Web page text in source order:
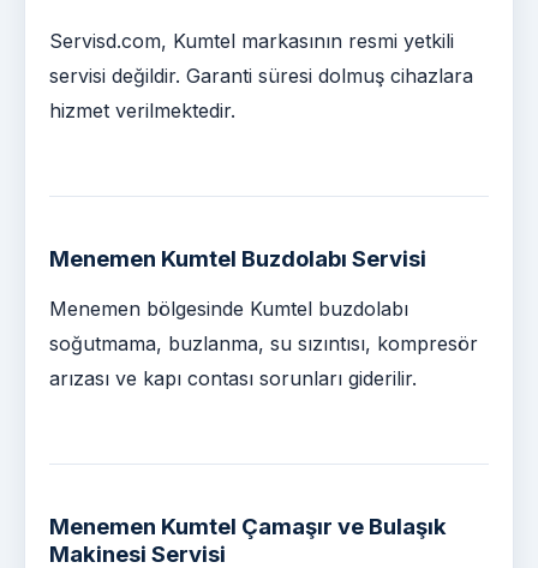
Servisd.com, Kumtel markasının resmi yetkili
servisi değildir. Garanti süresi dolmuş cihazlara
hizmet verilmektedir.
Menemen Kumtel Buzdolabı Servisi
Menemen bölgesinde Kumtel buzdolabı
soğutmama, buzlanma, su sızıntısı, kompresör
arızası ve kapı contası sorunları giderilir.
Menemen Kumtel Çamaşır ve Bulaşık
Makinesi Servisi